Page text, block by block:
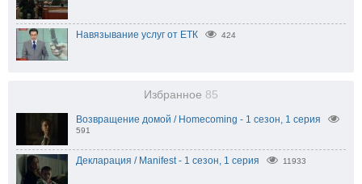
Навязывание услуг от ЕТК 424
Избранное 85
Возвращение домой / Homecoming - 1 сезон, 1 серия
591
Декларация / Manifest - 1 сезон, 1 серия 11933